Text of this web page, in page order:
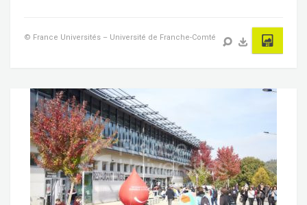
© France Universités – Université de Franche-Comté